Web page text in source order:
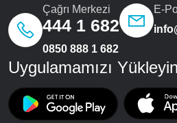
Çağrı Merkezi
444 1 682
0850 888 1 682
E-
Uygulamamızı Yükleyin